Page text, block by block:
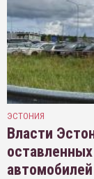
ЭСТОНИЯ
Власти
автомобилей